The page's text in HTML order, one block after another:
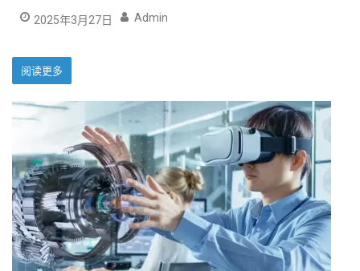
2025年3月27日 Admin
阅读更多